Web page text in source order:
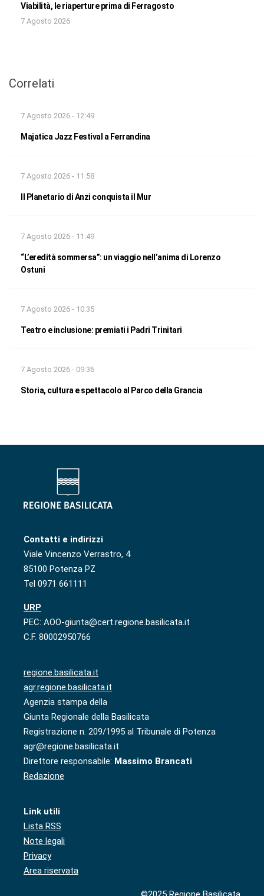
Viabilità, le riaperture prima di Ferragosto
7 Agosto 2026
Correlati
7 Agosto 2026 - 12:49
Majatica Jazz Festival a Ferrandina
7 Agosto 2026 - 11:58
Il Planetario di Anzi conquista il Mur
7 Agosto 2026 - 11:49
“L’eredità sommersa”: un viaggio nell’anima di Lorenzo
Ostuni
7 Agosto 2026 - 10:35
Teatro e inclusione: premiati i Padri Trinitari
7 Agosto 2026 - 09:36
Storia, cultura e spettacolo al Parco della Grancia
Contatti e indirizzi
Viale Vincenzo Verrastro, 4
85100 Potenza PZ
Tel 0971 661111
URP
PEC: AOO-giunta@cert.regione.basilicata.it
C.F. 80002950766
regione.basilicata.it
agr.regione.basilicata.it
Agenzia stampa della
Giunta Regionale della Basilicata
Registrazione n. 209/1995 al Tribunale di Potenza
agr@regione.basilicata.it
Direttore responsabile: Massimo Brancati
Redazione
Link utili
Lista RSS
Note legali
Privacy
Area riservata